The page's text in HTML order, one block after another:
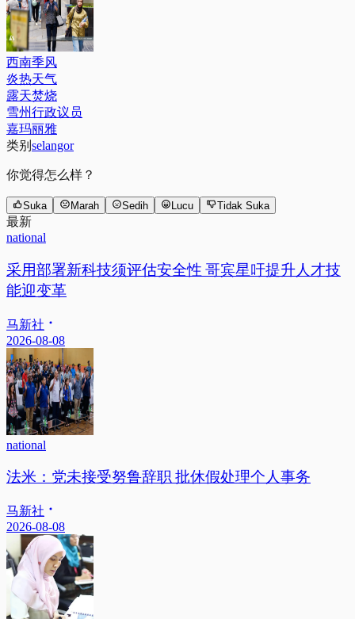
西南季风
炎热天气
露天焚烧
雪州行政议员
嘉玛丽雅
类别 selangor
你觉得怎么样？
Suka Marah Sedih Lucu Tidak Suka
最新
national
采用部署新科技须评估安全性 哥宾星吁提升人才技
能迎变革
马新社
2026-08-08
national
法米：党未接受努鲁辞职 批休假处理个人事务
马新社
2026-08-08